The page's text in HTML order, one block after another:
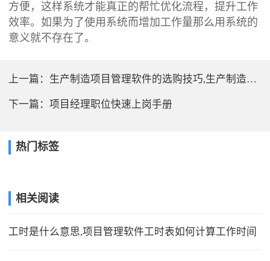
方便，这样系统才能真正的帮忙优化流程，提升工作
效率。如果为了使用系统而增加工作量那么用系统的
意义就不存在了。
上一篇： 生产制造项目管理软件的选购技巧,生产制造项目管理系统的应用
下一篇：项目经理职位快速上岗手册
热门标签
相关阅读
工时是什么意思,项目管理软件工时表如何计算工作时间